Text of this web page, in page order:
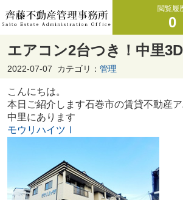
閲覧履
0
エアコン2台つき！中里
2022-07-07 カテゴリ： 管理
こんにちは。
本日ご紹介します石巻市の賃貸不動産
中里にあります
モウリハイツⅠ